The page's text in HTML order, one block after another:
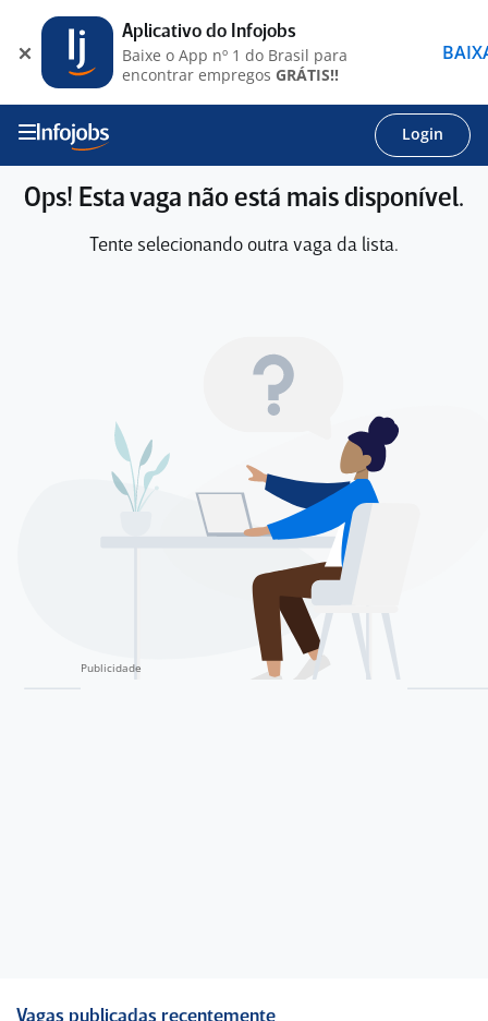
Login
Ops! Esta vaga não está mais disponível.
Tente selecionando outra vaga da lista.
Aplicativo do Infojobs
Baixe o App nº 1 do Brasil para
encontrar empregos GRÁTIS!!